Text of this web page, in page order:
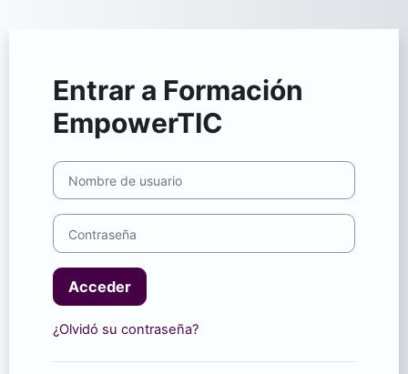
Entrar a Formación
EmpowerTIC
Nombre de usuario
Contraseña
Acceder
¿Olvidó su contraseña?